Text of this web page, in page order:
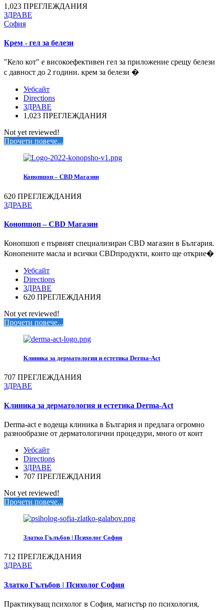
1,023 ПРЕГЛЕЖДАНИЯ
ЗДРАВЕ
София
Крем - гел за белези
"Кело кот" е високоефективен гел за приложение срещу белези
с давност до 2 години. крем за белези �
Уебсайт
Directions
ЗДРАВЕ
1,023 ПРЕГЛЕЖДАНИЯ
Not yet reviewed!
Прочети повече...
Конопшоп – CBD Магазин
620 ПРЕГЛЕЖДАНИЯ
ЗДРАВЕ
Конопшоп – CBD Магазин
Конопшоп е първият специализиран CBD магазин в България.
Конопените масла и всички CBDпродукти, които ще открие�
Уебсайт
Directions
ЗДРАВЕ
620 ПРЕГЛЕЖДАНИЯ
Not yet reviewed!
Прочети повече...
Клиника за дерматология и естетика Derma-Act
707 ПРЕГЛЕЖДАНИЯ
ЗДРАВЕ
Клиника за дерматология и естетика Derma-Act
Derma-аct е водеща клиника в България и предлага огромно
разнообразие от дерматологични процедури, много от коит
Уебсайт
Directions
ЗДРАВЕ
707 ПРЕГЛЕЖДАНИЯ
Not yet reviewed!
Прочети повече...
Златко Гълъбов | Психолог София
712 ПРЕГЛЕЖДАНИЯ
ЗДРАВЕ
Златко Гълъбов | Психолог София
Практикуващ психолог в София, магистър по психология,